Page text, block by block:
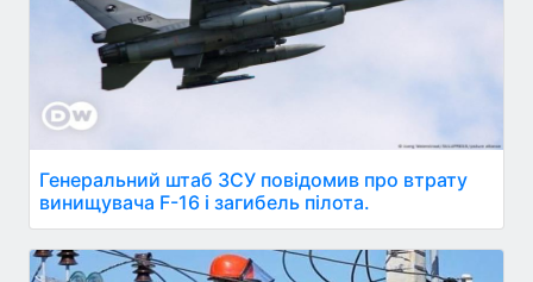
Генеральний штаб ЗСУ повідомив про втрату
винищувача F-16 і загибель пілота.